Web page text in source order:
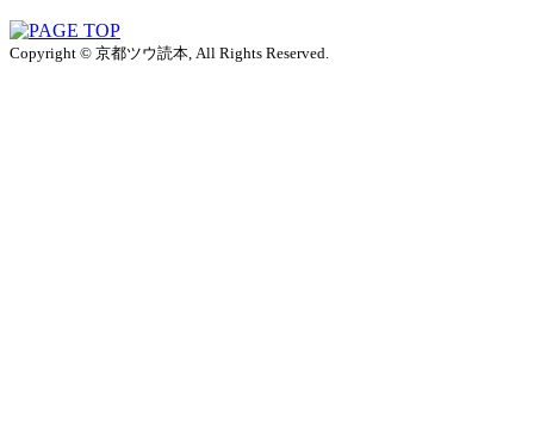
Copyright © 京都ツウ読本, All Rights Reserved.